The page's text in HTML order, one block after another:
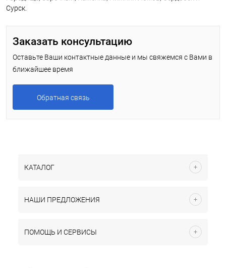
Сурск.
Заказать консультацию
Оставьте Ваши контактные данные и мы свяжемся с Вами в
ближайшее время
Обратная связь
КАТАЛОГ
НАШИ ПРЕДЛОЖЕНИЯ
ПОМОЩЬ И СЕРВИСЫ